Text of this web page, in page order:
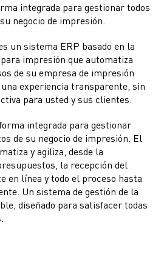
integrada para gestionar todos
negocio de impresión.
un sistema ERP basado en la
impresión que automatiza
de su empresa de impresión
experiencia transparente, sin
para usted y sus clientes.
integrada para gestionar
de su negocio de impresión. El
y agiliza, desde la
la recepción del
en línea y todo el proceso hasta
Un sistema de gestión de la
diseñado para satisfacer todas